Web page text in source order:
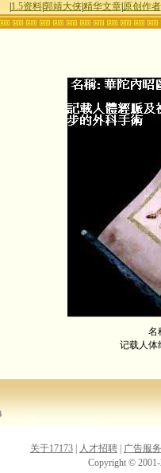
1.5资料|郭靖大侠|精华文章| 原创作者|
名
记载人体
关于17173 人才招聘 广告服务
Copyright © 2001-